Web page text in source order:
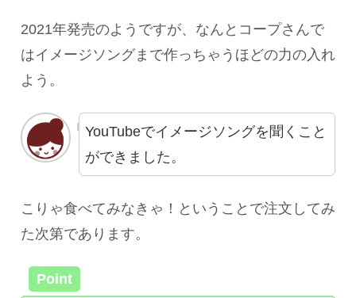
2021年発売のようですが、なんとコープさんで
はイメージソングまで作っちゃうほどの力の入れ
よう。
YouTubeでイメージソングを聞くこと
ができました。
こりゃ食べてみなきゃ！ということで注文してみ
た次第であります。
Point